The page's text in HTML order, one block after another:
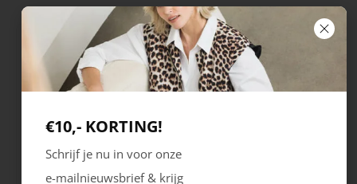
€10,- KORTING!
Schrijf je nu in voor onze
e-mailnieuwsbrief & krijg